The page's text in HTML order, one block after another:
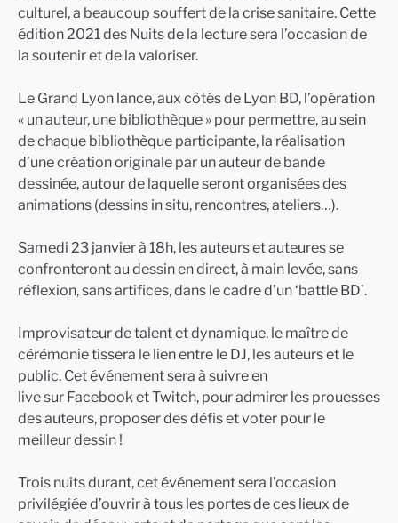
culturel, a beaucoup souffert de la crise sanitaire. Cette
édition 2021 des Nuits de la lecture sera l’occasion de
la soutenir et de la valoriser.
Le Grand Lyon lance, aux côtés de Lyon BD, l’opération
« un auteur, une bibliothèque » pour permettre, au sein
de chaque bibliothèque participante, la réalisation
d’une création originale par un auteur de bande
dessinée, autour de laquelle seront organisées des
animations (dessins in situ, rencontres, ateliers…).
Samedi 23 janvier à 18h, les auteurs et auteures se
confronteront au dessin en direct, à main levée, sans
réflexion, sans artifices, dans le cadre d’un ‘battle BD’.
Improvisateur de talent et dynamique, le maître de
cérémonie tissera le lien entre le DJ, les auteurs et le
public. Cet événement sera à suivre en
live sur Facebook et Twitch, pour admirer les prouesses
des auteurs, proposer des défis et voter pour le
meilleur dessin !
Trois nuits durant, cet événement sera l’occasion
privilégiée d’ouvrir à tous les portes de ces lieux de